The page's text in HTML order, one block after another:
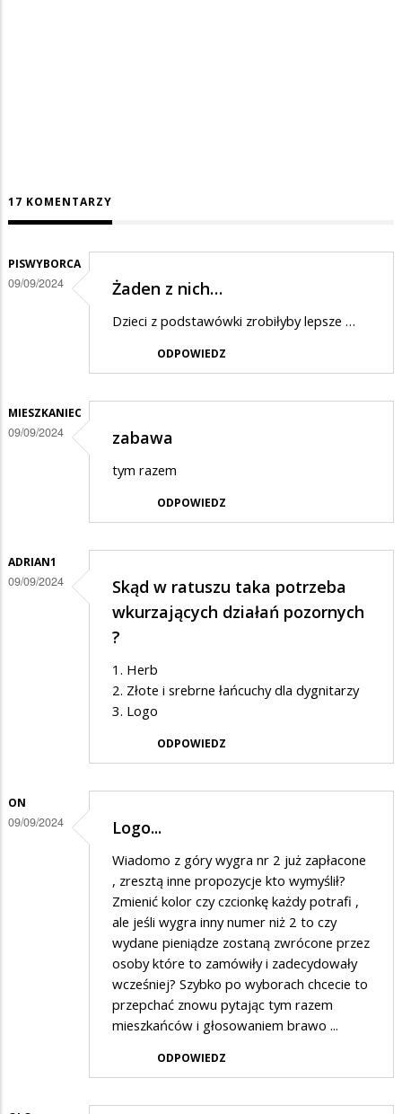
17 KOMENTARZY
PISWYBORCA
09/09/2024 Żaden z nich…
Dzieci z podstawówki zrobiłyby lepsze …
ODPOWIEDZ
MIESZKANIEC
09/09/2024 zabawa
tym razem
ODPOWIEDZ
ADRIAN1
09/09/2024
Skąd w ratuszu taka potrzeba
wkurzających działań pozornych
?
1. Herb
2. Złote i srebrne łańcuchy dla dygnitarzy
3. Logo
ODPOWIEDZ
ON
09/09/2024 Logo...
Wiadomo z góry wygra nr 2 już zapłacone
, zresztą inne propozycje kto wymyślił?
Zmienić kolor czy czcionkę każdy potrafi ,
ale jeśli wygra inny numer niż 2 to czy
wydane pieniądze zostaną zwrócone przez
osoby które to zamówiły i zadecydowały
wcześniej? Szybko po wyborach chcecie to
przepchać znowu pytając tym razem
mieszkańców i głosowaniem brawo ...
ODPOWIEDZ